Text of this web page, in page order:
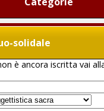
solidale
è ancora iscritta vai